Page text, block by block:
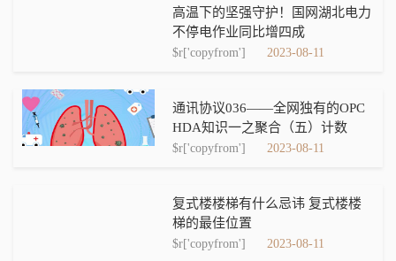
高温下的坚强守护！国网湖北电力
不停电作业同比增四成
$r['copyfrom'] 2023-08-11
通讯协议036——全网独有的OPC
HDA知识一之聚合（五）计数
$r['copyfrom'] 2023-08-11
复式楼楼梯有什么忌讳 复式楼楼
梯的最佳位置
$r['copyfrom'] 2023-08-11